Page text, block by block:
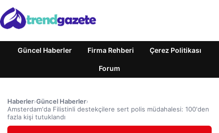
Güncel Haberler Firma Rehberi Çerez Politikası
Forum
Haberler›Güncel Haberler›
Amsterdam'da Filistinli destekçilere sert polis müdahalesi: 100'den
fazla kişi tutuklandı